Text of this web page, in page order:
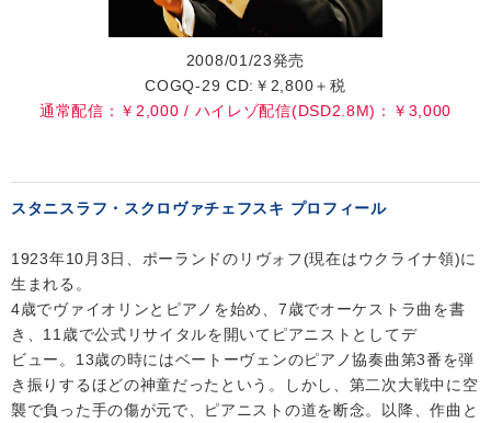
2008/01/23発売
COGQ-29 CD:￥2,800＋税
通常配信：￥2,000 / ハイレゾ配信(DSD2.8M)：￥3,000
スタニスラフ・スクロヴァチェフスキ プロフィール
1923年10月3日、ポーランドのリヴォフ(現在はウクライナ領)に
生まれる。
4歳でヴァイオリンとピアノを始め、7歳でオーケストラ曲を書
き、11歳で公式リサイタルを開いてピアニストとしてデ
ビュー。13歳の時にはベートーヴェンのピアノ協奏曲第3番を弾
き振りするほどの神童だったという。しかし、第二次大戦中に空
襲で負った手の傷が元で、ピアニストの道を断念。以降、作曲と